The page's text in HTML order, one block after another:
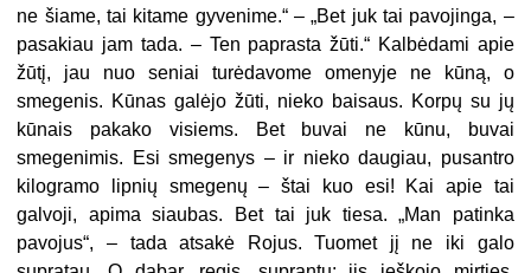
ne šiame, tai kitame gyvenime.“ – „Bet juk tai pavojinga, –
pasakiau jam tada. – Ten paprasta žūti.“ Kalbėdami apie
žūtį, jau nuo seniai turėdavome omenyje ne kūną, o
smegenis. Kūnas galėjo žūti, nieko baisaus. Korpų su jų
kūnais pakako visiems. Bet buvai ne kūnu, buvai
smegenimis. Esi smegenys – ir nieko daugiau, pusantro
kilogramo lipnių smegenų – štai kuo esi! Kai apie tai
galvoji, apima siaubas. Bet tai juk tiesa. „Man patinka
pavojus“, – tada atsakė Rojus. Tuomet jį ne iki galo